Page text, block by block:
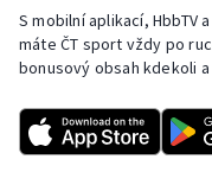
Short track
Sportovní střelba
Stolní tenis
S mobilní aplikací, HbbTV
máte ČT sport vždy po
bonusový obsah kdekoli